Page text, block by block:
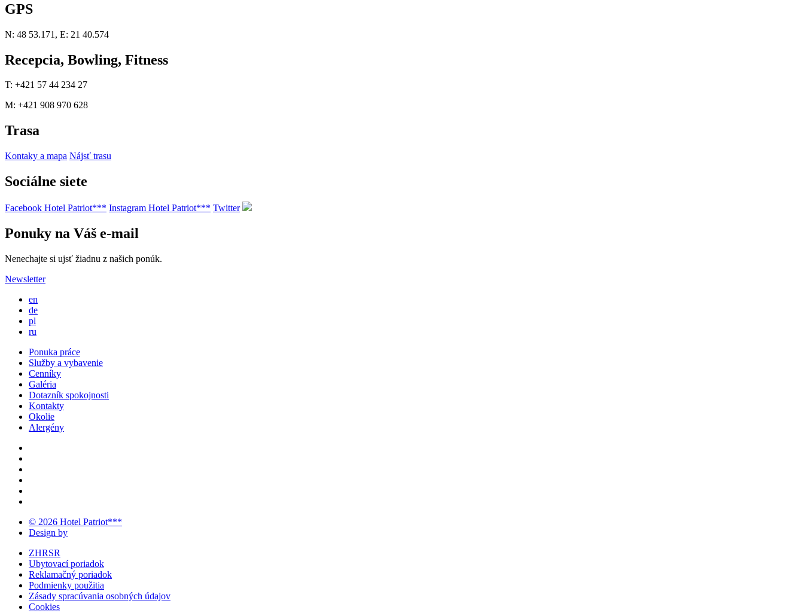
GPS
N: 48 53.171, E: 21 40.574
Recepcia, Bowling, Fitness
T: +421 57 44 234 27
M: +421 908 970 628
Trasa
Kontaky a mapa Nájsť trasu
Sociálne siete
Facebook Hotel Patriot*** Instagram Hotel Patriot*** Twitter
Ponuky na Váš e-mail
Nenechajte si ujsť žiadnu z našich ponúk.
Newsletter
en
de
pl
ru
Ponuka práce
Služby a vybavenie
Cenníky
Galéria
Dotazník spokojnosti
Kontakty
Okolie
Alergény
© 2026 Hotel Patriot***
Design by
ZHRSR
Ubytovací poriadok
Reklamačný poriadok
Podmienky použitia
Zásady spracúvania osobných údajov
Cookies